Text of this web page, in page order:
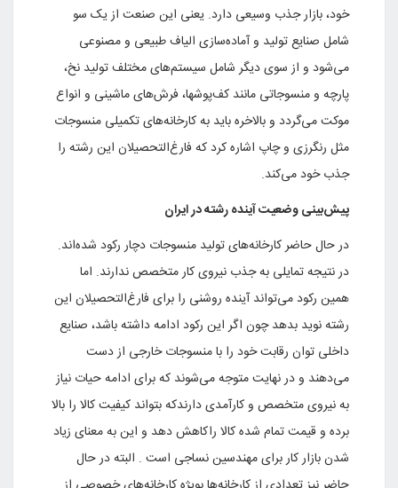
خود، بازار جذب وسیعی دارد. یعنی این صنعت از یک سو
شامل صنایع تولید و آماده‌سازی الیاف طبیعی و مصنوعی
می‌شود و از سوی دیگر شامل سیستم‌های مختلف تولید نخ،
پارچه و منسوجاتی مانند کف‌پوشها، فرش‌های ماشینی و انواع
موکت می‌گردد و بالاخره باید به کارخانه‌های تکمیلی منسوجات
مثل رنگرزی و چاپ اشاره کرد که فارغ‌التحصیلان این رشته را
جذب خود می‌کند.
پیش‌بینی وضعیت آینده رشته در ایران
در حال حاضر کارخانه‌های تولید منسوجات دچار رکود شده‌اند.
در نتیجه تمایلی به جذب نیروی کار متخصص ندارند. اما
همین رکود می‌تواند آینده روشنی را برای فارغ‌التحصیلان این
رشته نوید بدهد چون اگر این رکود ادامه داشته باشد، صنایع
داخلی توان رقابت خود را با منسوجات خارجی از دست
می‌دهند و در نهایت متوجه می‌شوند که برای ادامه حیات نیاز
به نیروی متخصص و کارآمدی دارندکه بتواند کیفیت کالا را بالا
برده و قیمت تمام شده کالا راکاهش دهد و این به معنای زیاد
شدن بازار کار برای مهندسین نساجی است . البته در حال